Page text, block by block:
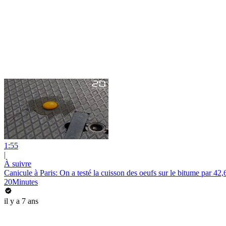
1:55
|
À suivre
Canicule à Paris: On a testé la cuisson des oeufs sur le bitume par
20Minutes
il y a 7 ans